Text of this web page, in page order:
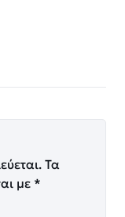
Τα
με *